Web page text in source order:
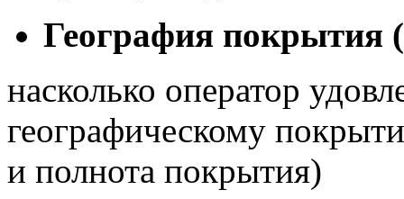
География покрытия
насколько оператор
географическому
и полнота покрытия)